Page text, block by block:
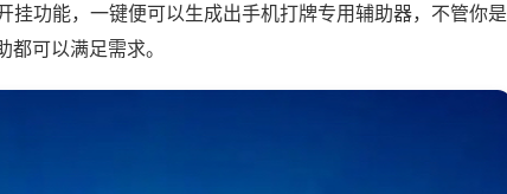
挂功能，一键便可以生成出手机打牌专用辅助器，不管你是
可以满足需求。